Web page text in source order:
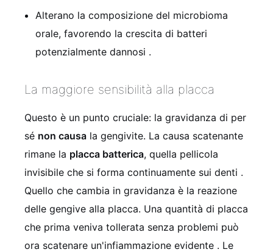
Alterano la composizione del microbioma
orale, favorendo la crescita di batteri
potenzialmente dannosi .
La maggiore sensibilità alla placca
Questo è un punto cruciale: la gravidanza di per
sé non causa la gengivite. La causa scatenante
rimane la placca batterica, quella pellicola
invisibile che si forma continuamente sui denti .
Quello che cambia in gravidanza è la reazione
delle gengive alla placca. Una quantità di placca
che prima veniva tollerata senza problemi può
ora scatenare un'infiammazione evidente . Le